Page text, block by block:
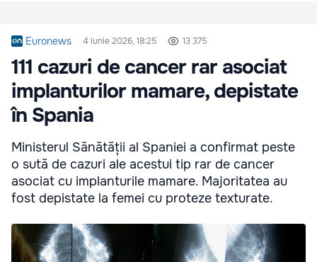
Euronews 4 iunie 2026, 18:25 13 375
111 cazuri de cancer rar asociat
implanturilor mamare, depistate
în Spania
Ministerul Sănătății al Spaniei a confirmat peste
o sută de cazuri ale acestui tip rar de cancer
asociat cu implanturile mamare. Majoritatea au
fost depistate la femei cu proteze texturate.